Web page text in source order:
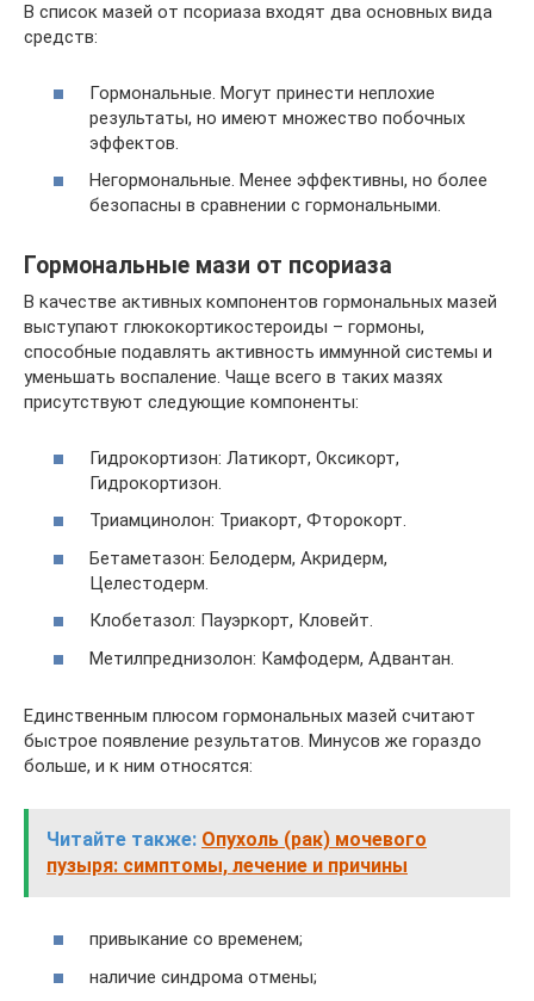
В список мазей от псориаза входят два основных вида
средств:
Гормональные. Могут принести неплохие
результаты, но имеют множество побочных
эффектов.
Негормональные. Менее эффективны, но более
безопасны в сравнении с гормональными.
Гормональные мази от псориаза
В качестве активных компонентов гормональных мазей
выступают глюкокортикостероиды – гормоны,
способные подавлять активность иммунной системы и
уменьшать воспаление. Чаще всего в таких мазях
присутствуют следующие компоненты:
Гидрокортизон: Латикорт, Оксикорт,
Гидрокортизон.
Триамцинолон: Триакорт, Фторокорт.
Бетаметазон: Белодерм, Акридерм,
Целестодерм.
Клобетазол: Пауэркорт, Кловейт.
Метилпреднизолон: Камфодерм, Адвантан.
Единственным плюсом гормональных мазей считают
быстрое появление результатов. Минусов же гораздо
больше, и к ним относятся:
Читайте также: Опухоль (рак) мочевого
пузыря: симптомы, лечение и причины
привыкание со временем;
наличие синдрома отмены;